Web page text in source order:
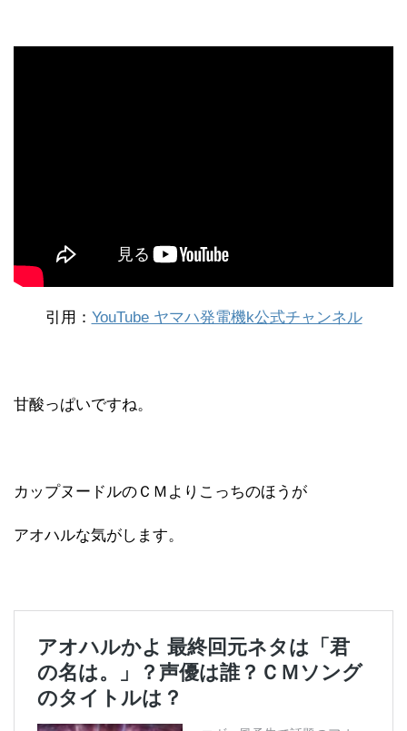
引用： YouTube ヤマハ発電機k公式チャンネル
甘酸っぱいですね。
カップヌードルのＣＭよりこっちのほうが
アオハルな気がします。